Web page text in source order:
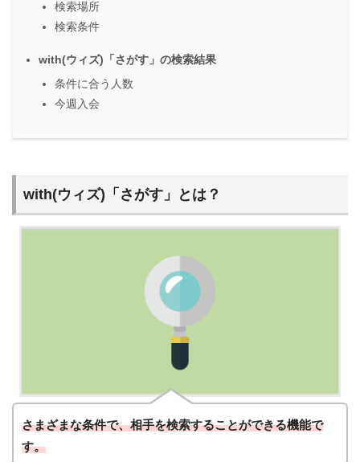
検索場所
検索条件
with(ウィズ)「さがす」の検索結果
条件に合う人数
今週入会
with(ウィズ)「さがす」とは？
さまざまな条件で、相手を検索することができる機能で
す。